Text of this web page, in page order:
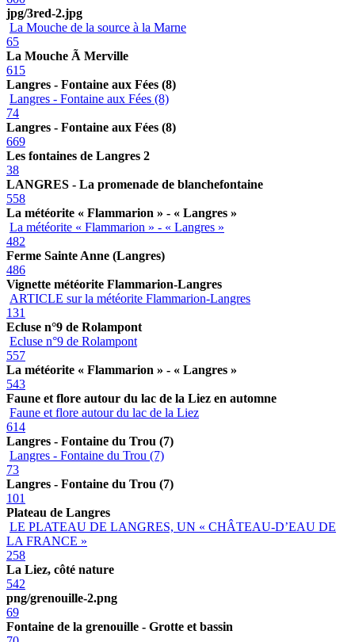
jpg/3red-2.jpg
La Mouche de la source à la Marne
65
La Mouche Ã Merville
615
Langres - Fontaine aux Fées (8)
Langres - Fontaine aux Fées (8)
74
Langres - Fontaine aux Fées (8)
669
Les fontaines de Langres 2
38
LANGRES - La promenade de blanchefontaine
558
La météorite « Flammarion » - « Langres »
La météorite « Flammarion » - « Langres »
482
Ferme Sainte Anne (Langres)
486
Vignette météorite Flammarion-Langres
ARTICLE sur la météorite Flammarion-Langres
131
Ecluse n°9 de Rolampont
Ecluse n°9 de Rolampont
557
La météorite « Flammarion » - « Langres »
543
Faune et flore autour du lac de la Liez en automne
Faune et flore autour du lac de la Liez
614
Langres - Fontaine du Trou (7)
Langres - Fontaine du Trou (7)
73
Langres - Fontaine du Trou (7)
101
Plateau de Langres
LE PLATEAU DE LANGRES, UN « CHÂTEAU-D’EAU DE
LA FRANCE »
258
La Liez, côté nature
542
png/grenouille-2.png
69
Fontaine de la grenouille - Grotte et bassin